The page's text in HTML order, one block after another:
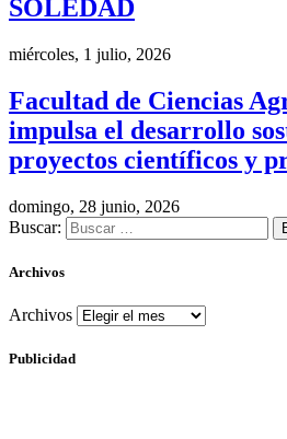
SOLEDAD
miércoles, 1 julio, 2026
Facultad de Ciencias
impulsa el desarrollo
proyectos científicos y
domingo, 28 junio, 2026
Buscar:
Archivos
Archivos
Publicidad